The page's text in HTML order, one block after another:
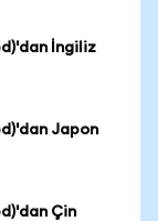
İngiliz
Japon
Çin